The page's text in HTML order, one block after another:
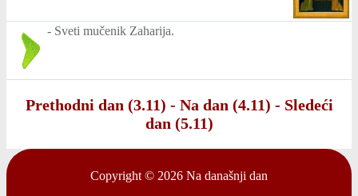
- Sveti mučenik Zaharija.
Prethodni dan (3.11) - Na dan (4.11) - Sledeći
dan (5.11)
Copyright © 2026 Na današnji dan